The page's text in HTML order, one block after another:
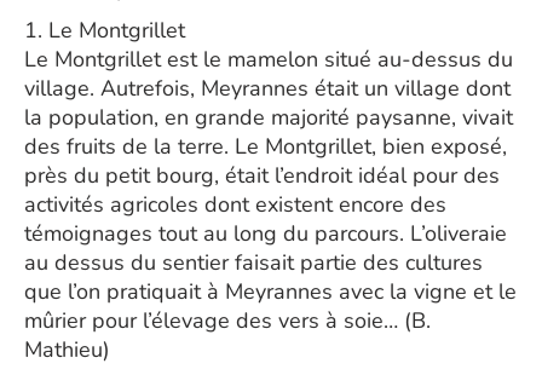
1. Le Montgrillet
Le Montgrillet est le mamelon situé au-dessus du
village. Autrefois, Meyrannes était un village dont
la population, en grande majorité paysanne, vivait
des fruits de la terre. Le Montgrillet, bien exposé,
près du petit bourg, était l’endroit idéal pour des
activités agricoles dont existent encore des
témoignages tout au long du parcours. L’oliveraie
au dessus du sentier faisait partie des cultures
que l’on pratiquait à Meyrannes avec la vigne et le
mûrier pour l’élevage des vers à soie… (B.
Mathieu)